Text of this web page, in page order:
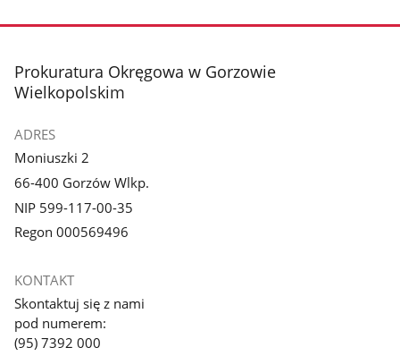
stopka
Prokuratura Okręgowa w Gorzowie
Wielkopolskim
ADRES
Moniuszki 2
66-400 Gorzów Wlkp.
NIP 599-117-00-35
Regon 000569496
KONTAKT
Skontaktuj się z nami
pod numerem:
(95) 7392 000